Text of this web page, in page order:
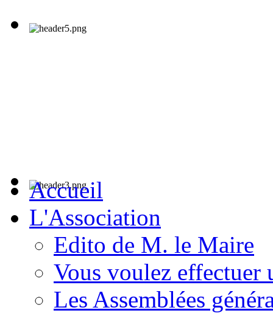
Accueil
L'Association
Edito de M. le Maire
Vous voulez effectuer
Les Assemblées